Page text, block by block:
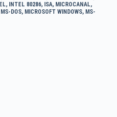
, INTEL 80286, ISA, MICROCANAL,
DOS, MICROSOFT WINDOWS, MS-